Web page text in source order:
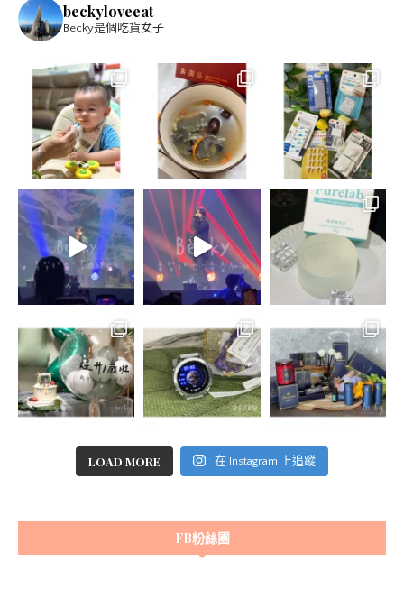
beckyloveeat
Becky是個吃貨女子
LOAD MORE 在 Instagram 上追蹤
FB粉絲團